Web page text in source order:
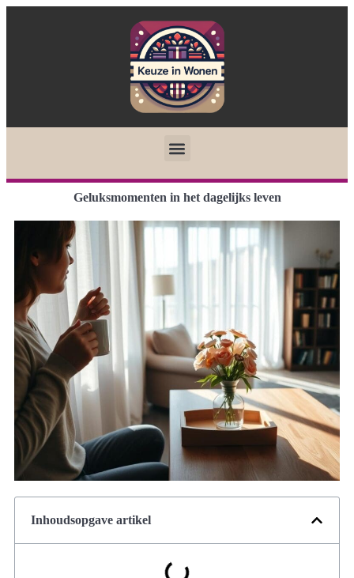
Geluksmomenten in het dagelijks leven
Inhoudsopgave artikel